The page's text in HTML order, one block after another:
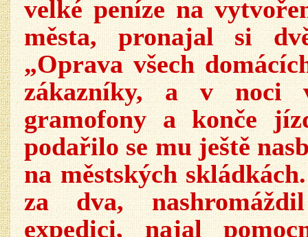
velké peníze na
města, pronajal si
„Oprava všech
zákazníky, a v noci
gramofony a konče
podařilo se mu ještě
na městských
za dva,
expedici, najal